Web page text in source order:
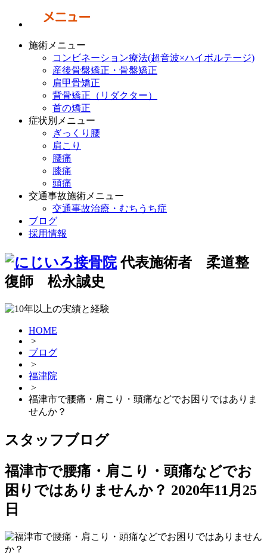
施術メニュー
コンビネーション療法(超音波×ハイボルテージ)
産後骨盤矯正・骨盤矯正
肩甲骨矯正
背骨矯正（リダクター）
首の矯正
症状別メニュー
ぎっくり腰
肩こり
腰痛
膝痛
頭痛
交通事故施術メニュー
交通事故治療・むちうち症
ブログ
採用情報
代表施術者 柔道整
復師 松永誠史
HOME
>
ブログ
>
福津院
>
福津市で腰痛・肩こり・頭痛などでお困りではありま
せんか？
スタッフブログ
福津市で腰痛・肩こり・頭痛などでお
困りではありませんか？ 2020年11月25
日